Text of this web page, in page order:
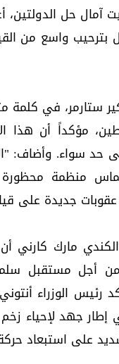
حل الدولتين،
بترحيب واسع من
ستارمر، في كلمة
مؤكداً أن
حد سواء. وأضاف:
منظمة
جديدة على
الكندي مارك
من أجل مستقبل
رئيس الوزراء
إطار جهد لإحياء
على استبعاد